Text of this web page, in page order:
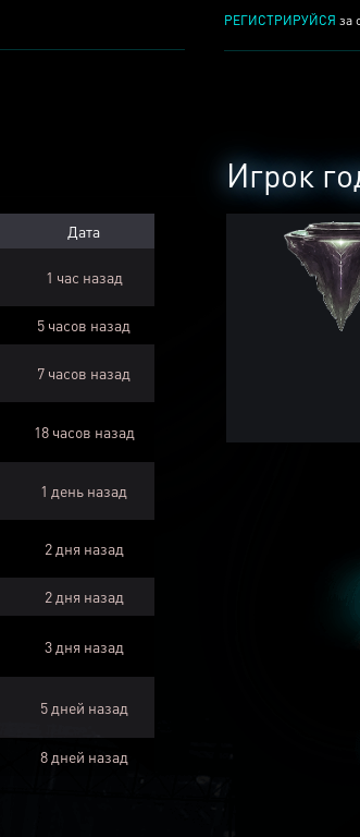
РЕГИСТРИРУЙСЯ за
Игрок
Дата
1 час назад
5 часов назад
7 часов назад
18 часов назад
1 день назад
2 дня назад
2 дня назад
3 дня назад
5 дней назад
8 дней назад